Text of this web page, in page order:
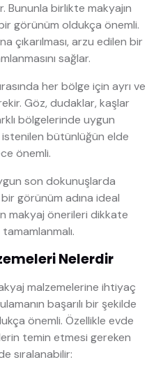
Bununla birlikte makyajın
görünüm oldukça önemli.
çıkarılması, arzu edilen bir
sağlar.
her bölge için ayrı ve
Göz, dudaklar, kaşlar
bölgelerinde uygun
bütünlüğün elde
önemli.
son dokunuşlarda
bir görünüm adına ideal
makyaj önerileri dikkate
Nelerdir
malzemelerine ihtiyaç
başarılı bir şekilde
önemli. Özellikle evde
temin etmesi gereken
sıralanabilir: